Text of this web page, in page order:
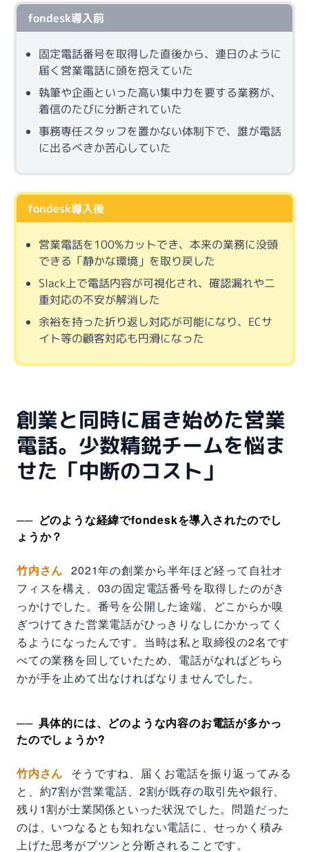
fondesk導入前
固定電話番号を取得した直後から、連日のように
届く営業電話に頭を抱えていた
執筆や企画といった高い集中力を要する業務が、
着信のたびに分断されていた
事務専任スタッフを置かない体制下で、誰が電話
に出るべきか苦心していた
fondesk導入後
営業電話を100%カットでき、本来の業務に没頭
できる「静かな環境」を取り戻した
Slack上で電話内容が可視化され、確認漏れや二
重対応の不安が解消した
余裕を持った折り返し対応が可能になり、ECサ
イト等の顧客対応も円滑になった
創業と同時に届き始めた営業
電話。少数精鋭チームを悩ま
せた「中断のコスト」
どのような経緯でfondeskを導入されたのでし
ょうか？
竹内さん 2021年の創業から半年ほど経って自社オ
フィスを構え、03の固定電話番号を取得したのがき
っかけでした。番号を公開した途端、どこからか嗅
ぎつけてきた営業電話がひっきりなしにかかってく
るようになったんです。当時は私と取締役の2名です
べての業務を回していたため、電話がなればどちら
かが手を止めて出なければなりませんでした。
具体的には、どのような内容のお電話が多かっ
たのでしょうか?
竹内さん
そうですね、届くお電話を振り返ってみる
と、約7割が営業電話、2割が既存の取引先や銀行、
残り1割が士業関係といった状況でした。問題だった
のは、いつなるとも知れない電話に、せっかく積み
上げた思考がプツンと分断されることです。